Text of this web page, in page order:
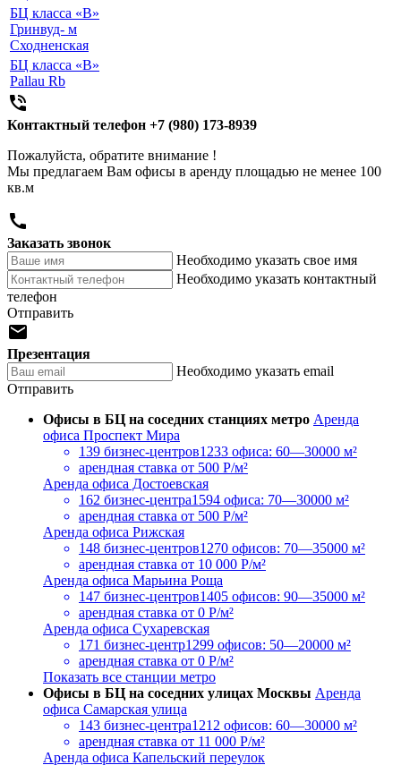
БЦ класса «B»
Гринвуд- м
Сходненская
БЦ класса «B»
Pallau Rb

Контактный телефон +7 (980) 173-8939
Пожалуйста, обратите внимание !
Мы предлагаем Вам офисы в аренду площадью не менее 100
кв.м

Заказать звонок
Необходимо указать свое имя
Необходимо указать контактный
телефон
Отправить

Презентация
Необходимо указать email
Отправить
Офисы в БЦ на соседних станциях метро Аренда
офиса Проспект Мира
139 бизнес-центров1233 офиса: 60—30000 м²
арендная ставка от 500 Р/м²
Аренда офиса Достоевская
162 бизнес-центра1594 офиса: 70—30000 м²
арендная ставка от 500 Р/м²
Аренда офиса Рижская
148 бизнес-центров1270 офисов: 70—35000 м²
арендная ставка от 10 000 Р/м²
Аренда офиса Марьина Роща
147 бизнес-центров1405 офисов: 90—35000 м²
арендная ставка от 0 Р/м²
Аренда офиса Сухаревская
171 бизнес-центр1299 офисов: 50—20000 м²
арендная ставка от 0 Р/м²
Показать все станции метро
Офисы в БЦ на соседних улицах Москвы Аренда
офиса Самарская улица
143 бизнес-центра1212 офисов: 60—30000 м²
арендная ставка от 11 000 Р/м²
Аренда офиса Капельский переулок